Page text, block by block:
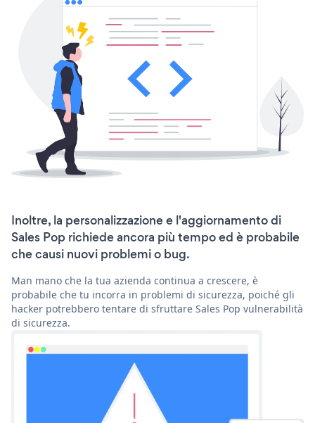
Inoltre, la personalizzazione e l'aggiornamento di
Sales Pop richiede ancora più tempo ed è probabile
che causi nuovi problemi o bug.
Man mano che la tua azienda continua a crescere, è
probabile che tu incorra in problemi di sicurezza, poiché gli
hacker potrebbero tentare di sfruttare Sales Pop vulnerabilità
di sicurezza.